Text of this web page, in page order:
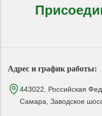
Адрес и график работы:
443022, Российская
Самара, Заводское